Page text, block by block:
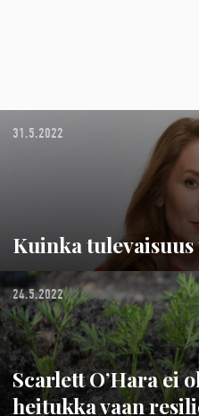
31.5.2022
Kuinka tulevaisuus
24.5.2022
Scarlett O’Hara ei
heitukka vaan